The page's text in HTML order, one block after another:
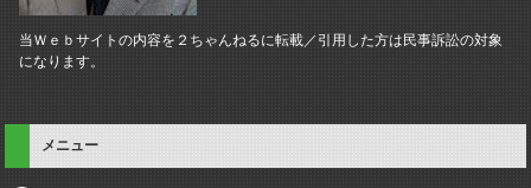
当Ｗｅｂサイトの内容を２ちゃんねるに転載／引用した方は民事訴訟の対象
になります。
メニュー